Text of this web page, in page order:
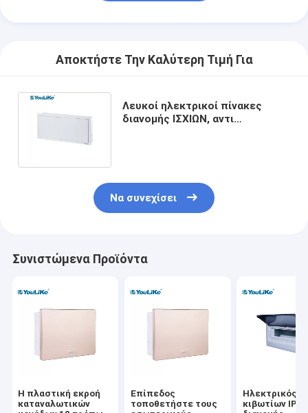
Αποκτήστε Την Καλύτερη Τιμή Για
Λευκοί ηλεκτρικοί πίνακες
διανομής ΙΣΧΙΩΝ, αντι
Να συνεχίσει
Συνιστώμενα Προϊόντα
Η πλαστική εκροή
καταναλωτικών
Επίπεδος
τοποθετήστε τους
Ηλεκτρικός
κιβωτίων